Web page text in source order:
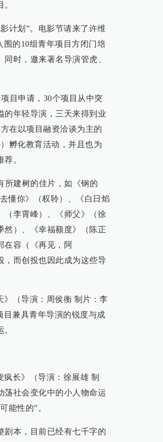
计划”。电影节请来了许维
围的10组青年项目方闭门培
时，邀来著名导演管虎、
目申请，30个项目从中突
的年轻导演，三天来得到业
在以项目融资洽谈为主的
孵化教育活动，并且也为
。
所建树的佳片，如《钢的
懂你》（权聆）、《白日焰
（李霄峰）、《师父》（徐
然）、《幸福额度》（陈正
在容（《再见，阿
，而创投也因此成为这些导
》（导演：周侯衡 制片：李
目兼具青年导演的锐度与成
长》（导演：徐展雄 制
荡社会变化中的小人物命运
能性的”。
剧本，目前已经有七千字的